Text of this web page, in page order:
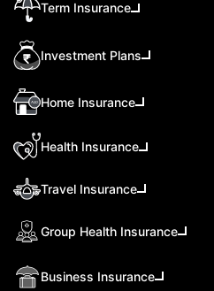
Term Insurance
Investment Plans
Home Insurance
Health Insurance
Travel Insurance
Group Health Insurance
Business Insurance